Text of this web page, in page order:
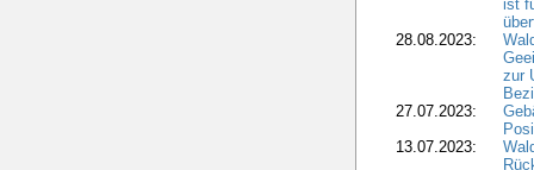
ist
28.08.2023:
zur
27.07.2023:
13.07.2023: